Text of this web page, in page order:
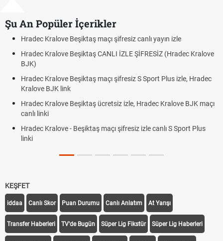
Şu An Popüler İçerikler
Beşiktaş maçı şifresiz canlı yayın izle
Beşiktaş CANLI İZLE ŞİFRESİZ (Hradec Kralove
Beşiktaş maçı şifresiz S Sport Plus izle, Hradec
Beşiktaş ücretsiz izle, Hradec Kralove BJK maçı
- Beşiktaş maçı şifresiz izle canlı S Sport Plus
Hradec
Trivela
Plonjon
KEŞFET
iddaa Canlı Skor Puan Durumu Canlı Anlatım At Yarışı
Transfer Haberleri TV'de Bugün Süper Lig Fikstür Süper Lig Haberleri